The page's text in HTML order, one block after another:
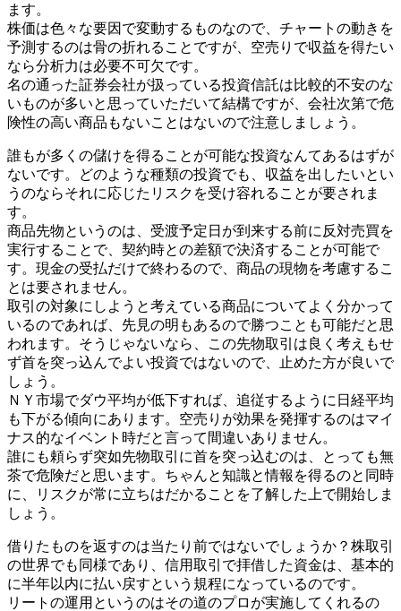
ます。
株価は色々な要因で変動するものなので、チャートの動きを
予測するのは骨の折れることですが、空売りで収益を得たい
なら分析力は必要不可欠です。
名の通った証券会社が扱っている投資信託は比較的不安のな
いものが多いと思っていただいて結構ですが、会社次第で危
険性の高い商品もないことはないので注意しましょう。
誰もが多くの儲けを得ることが可能な投資なんてあるはずが
ないです。どのような種類の投資でも、収益を出したいとい
うのならそれに応じたリスクを受け容れることが要されま
す。
商品先物というのは、受渡予定日が到来する前に反対売買を
実行することで、契約時との差額で決済することが可能で
す。現金の受払だけで終わるので、商品の現物を考慮するこ
とは要されません。
取引の対象にしようと考えている商品についてよく分かって
いるのであれば、先見の明もあるので勝つことも可能だと思
われます。そうじゃないなら、この先物取引は良く考えもせ
ず首を突っ込んでよい投資ではないので、止めた方が良いで
しょう。
ＮＹ市場でダウ平均が低下すれば、追従するように日経平均
も下がる傾向にあります。空売りが効果を発揮するのはマイ
ナス的なイベント時だと言って間違いありません。
誰にも頼らず突如先物取引に首を突っ込むのは、とっても無
茶で危険だと思います。ちゃんと知識と情報を得るのと同時
に、リスクが常に立ちはだかることを了解した上で開始しま
しょう。
借りたものを返すのは当たり前ではないでしょうか？株取引
の世界でも同様であり、信用取引で拝借した資金は、基本的
に半年以内に払い戻すという規程になっているのです。
リートの運用というのはその道のプロが実施してくれるの